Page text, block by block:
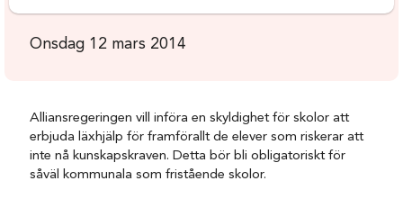
Onsdag 12 mars 2014
Alliansregeringen vill införa en skyldighet för skolor att
erbjuda läxhjälp för framförallt de elever som riskerar att
inte nå kunskapskraven. Detta bör bli obligatoriskt för
såväl kommunala som fristående skolor.